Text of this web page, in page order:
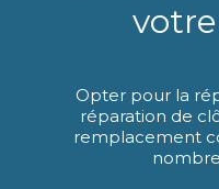
Opter pour la
réparation de
remplacement